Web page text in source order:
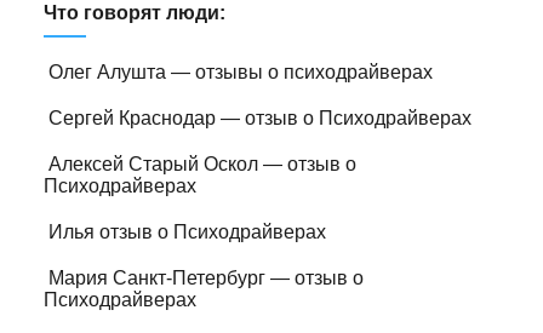
Что говорят люди:
Олег Алушта — отзывы о психодрайверах
Сергей Краснодар — отзыв о Психодрайверах
Алексей Старый Оскол — отзыв о
Психодрайверах
Илья отзыв о Психодрайверах
Мария Санкт-Петербург — отзыв о
Психодрайверах